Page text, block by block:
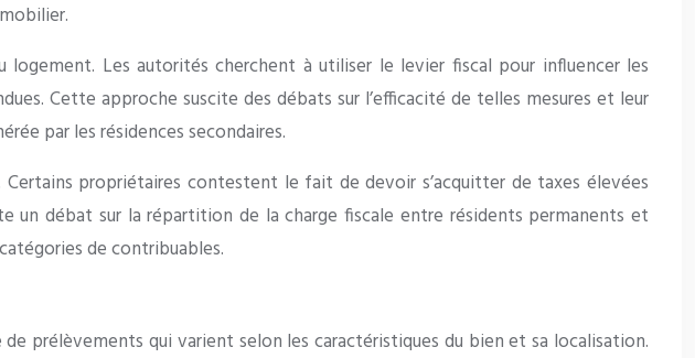
Les autorités cherchent à utiliser le levier fiscal pour influencer les
Cette approche suscite des débats sur l’efficacité de telles mesures et leur
par les résidences secondaires.
propriétaires contestent le fait de devoir s’acquitter de taxes élevées
débat sur la répartition de la charge fiscale entre résidents permanents et
de contribuables.
prélèvements qui varient selon les caractéristiques du bien et sa localisation.